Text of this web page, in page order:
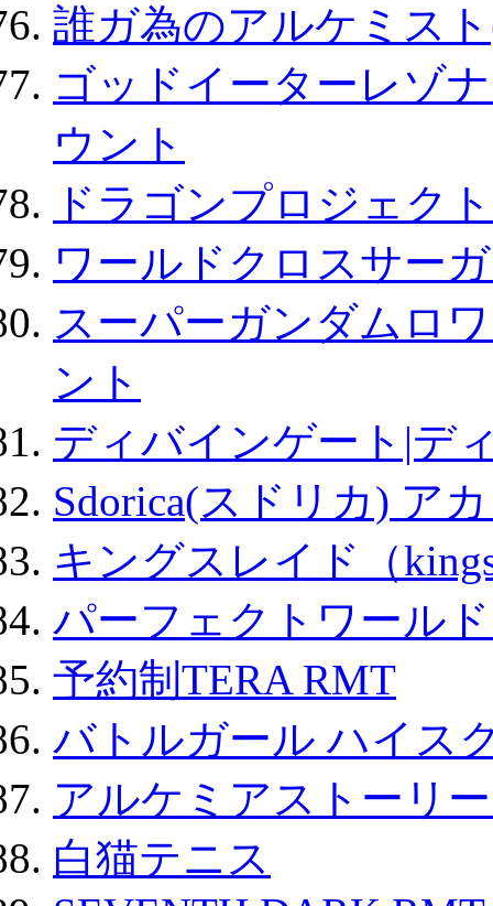
誰ガ為のアルケミス
ゴッドイーターレゾ
ウント
ドラゴンプロジェク
ワールドクロスサー
スーパーガンダムロ
ント
ディバインゲート|デ
Sdorica(スドリカ) ア
キングスレイド（
パーフェクトワール
予約制TERA RMT
バトルガール ハイス
アルケミアストーリ
白猫テニス